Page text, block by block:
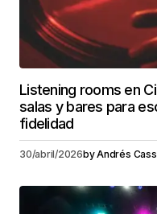
Listening rooms en
salas y bares para
fidelidad
30/abril/2026byAndrés